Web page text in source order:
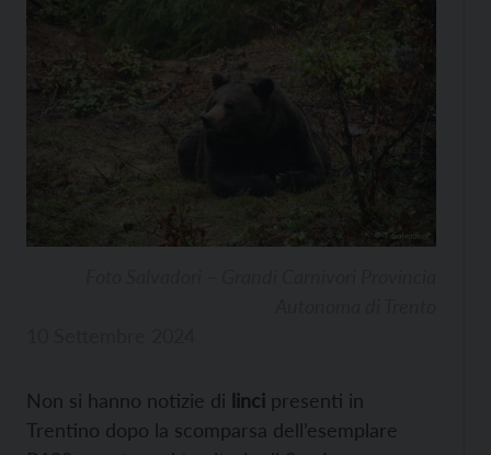
Non si hanno notizie di linci presenti in
Trentino dopo la scomparsa dell’esemplare